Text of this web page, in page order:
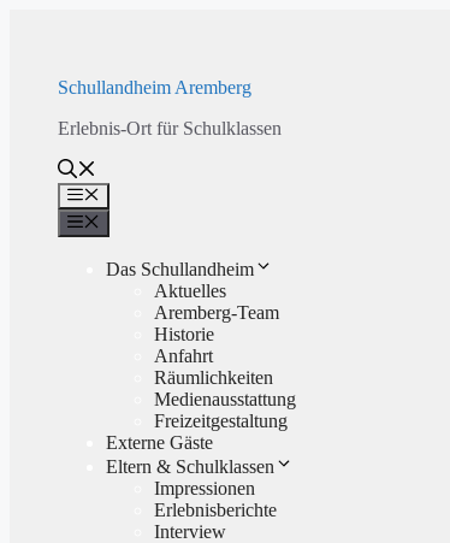
Schullandheim Aremberg
Erlebnis-Ort für Schulklassen
Menü
Das Schullandheim
Aktuelles
Aremberg-Team
Historie
Anfahrt
Räumlichkeiten
Medienausstattung
Freizeitgestaltung
Externe Gäste
Eltern & Schulklassen
Impressionen
Erlebnisberichte
Interview